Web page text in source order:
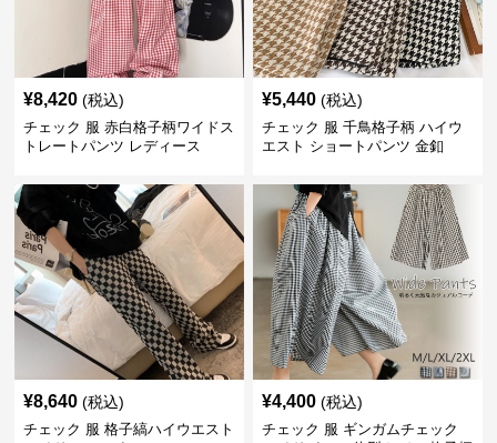
¥8,420 (税込)
チェック 服 赤白格子柄ワイドス
トレートパンツ レディース
¥5,440 (税込)
チェック 服 千鳥格子柄 ハイウ
エスト ショートパンツ 金釦
¥8,640 (税込)
チェック 服 格子縞ハイウエスト
¥4,400 (税込)
チェック 服 ギンガムチェック